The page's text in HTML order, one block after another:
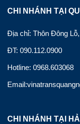
CHI NHÁNH TẠI
Địa chỉ: Thôn Đông
ĐT: 090.112.0900
Hotline: 0968.603068
CHI NHÁNH TẠI